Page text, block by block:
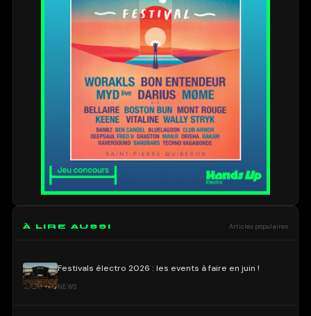
À LIRE AUSSI Articles populaires
Festivals électro 2026 : les events à faire en juin !
NEWS